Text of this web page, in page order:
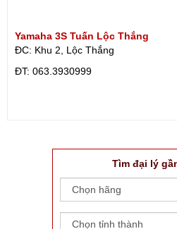
Yamaha 3S Tuấn Lộc Thắng
ĐC: Khu 2, Lộc Thắng
ÐT: 063.3930999
Tìm đại lý